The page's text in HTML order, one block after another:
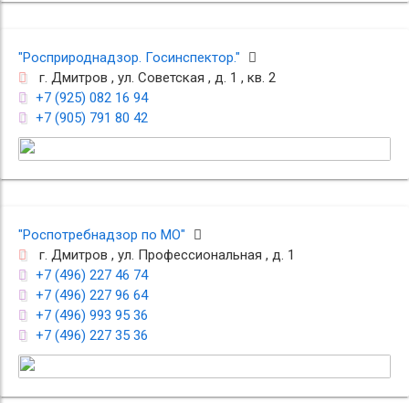
"Росприроднадзор. Госинспектор."
г. Дмитров , ул. Советская , д. 1 , кв. 2
+7 (925) 082 16 94
+7 (905) 791 80 42
"Роспотребнадзор по МО"
г. Дмитров , ул. Профессиональная , д. 1
+7 (496) 227 46 74
+7 (496) 227 96 64
+7 (496) 993 95 36
+7 (496) 227 35 36